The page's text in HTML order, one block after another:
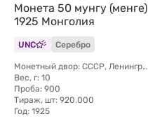
Монета 50 мунгу (менге)
1925 Монголия
UNC Серебро
Монетный двор: СССР, Ленинград
Вес, г: 10
Проба: 900
Тираж, шт: 920.000
Год: 1925